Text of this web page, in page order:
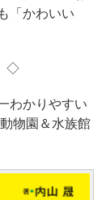
「かわいい
わかりやすい
物園＆水族館